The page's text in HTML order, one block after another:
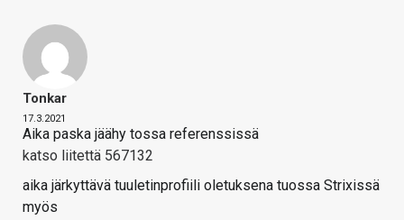
Tonkar
17.3.2021
Aika paska jäähy tossa referenssissä
katso liitettä 567132
aika järkyttävä tuuletinprofiili oletuksena tuossa Strixissä
myös